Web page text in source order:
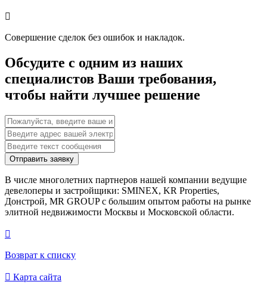

Совершение сделок без ошибок и накладок.
Обсудите с одним из наших
специалистов Ваши требования,
чтобы найти лучшее решение
Отправить заявку
В числе многолетних партнеров нашей компании ведущие
девелоперы и застройщики: SMINEX, KR Properties,
Донстрой, MR GROUP c большим опытом работы на рынке
элитной недвижимости Москвы и Московской области.

Возврат к списку
 Карта сайта